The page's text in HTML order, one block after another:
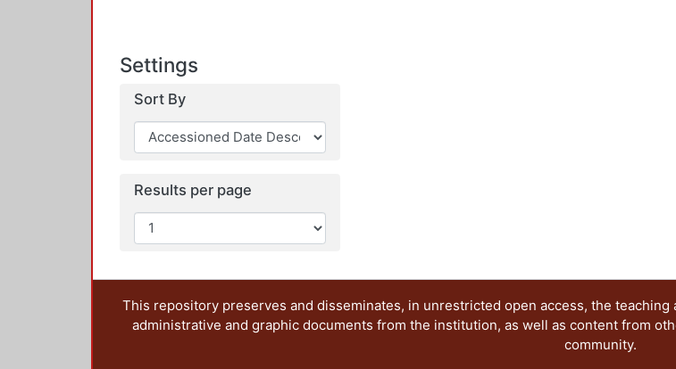
Settings
Sort By
Results per page
This repository preserves and disseminates, in unrestricted open access, the
administrative and graphic documents from the institution, as well as content from
community.